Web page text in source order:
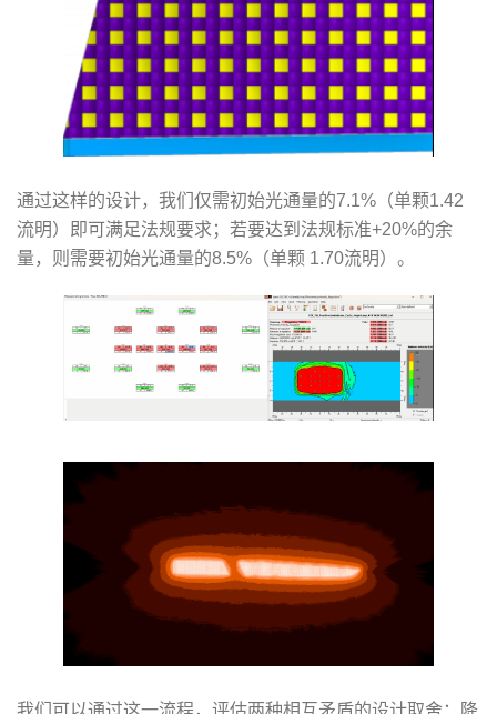
通过这样的设计，我们仅需初始光通量的7.1%（单颗1.42
流明）即可满足法规要求；若要达到法规标准+20%的余
量，则需要初始光通量的8.5%（单颗 1.70流明）。
我们可以通过这一流程，评估两种相互矛盾的设计取舍：降